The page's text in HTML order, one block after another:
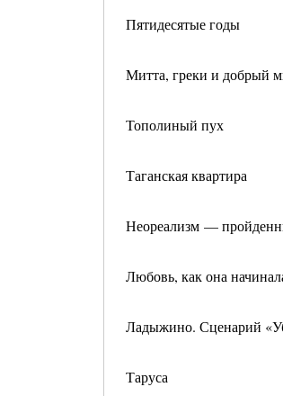
Пятидесятые годы
Митта, греки и добрый
Тополиный пух
Таганская квартира
Неореализм —
Любовь, как она
Ладыжино. Сценарий
Таруса